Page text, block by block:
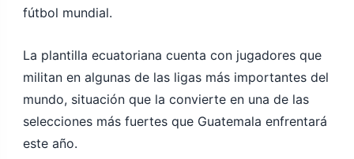
fútbol mundial.
La plantilla ecuatoriana cuenta con jugadores que
militan en algunas de las ligas más importantes del
mundo, situación que la convierte en una de las
selecciones más fuertes que Guatemala enfrentará
este año.